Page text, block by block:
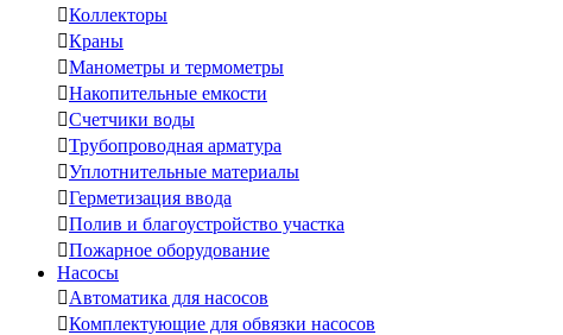
Коллекторы
Краны
Манометры и термометры
Накопительные емкости
Счетчики воды
Трубопроводная арматура
Уплотнительные материалы
Герметизация ввода
Полив и благоустройство участка
Пожарное оборудование
Насосы
Автоматика для насосов
Комплектующие для обвязки насосов